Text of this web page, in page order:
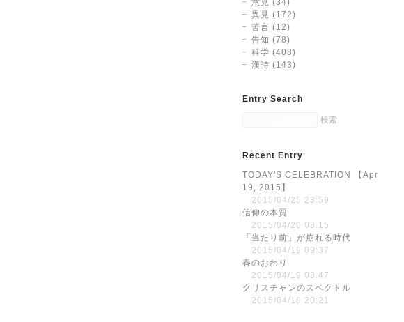
意見 (34)
異見 (172)
苦言 (12)
告知 (78)
科学 (408)
漢詩 (143)
Entry Search
Recent Entry
TODAY'S CELEBRATION 【Apr
19, 2015】
2015/04/25 23:59
信仰の本質
2015/04/20 08:15
「当たり前」が崩れる時代
2015/04/19 09:37
春のおわり
2015/04/19 08:47
クリスチャンのスペクトル
2015/04/18 20:21